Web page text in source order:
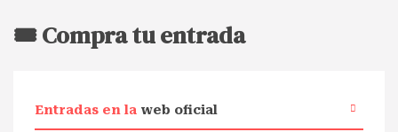
🎟️ Compra tu entrada
Entradas en la web oficial